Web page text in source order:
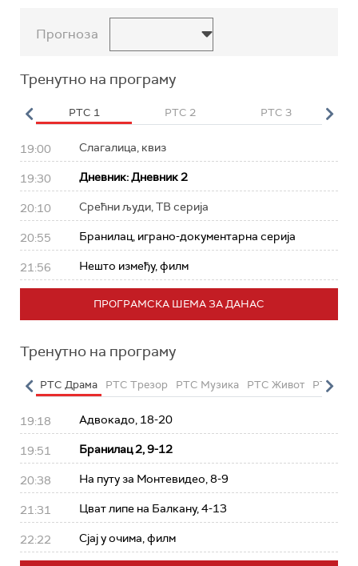
Прогноза
Тренутно на програму
РТС 1 РТС 2 РТС 3
19:00 Слагалица, квиз
19:30 Дневник: Дневник 2
20:10 Срећни људи, ТВ серија
20:55 Бранилац, играно-документарна серија
21:56 Нешто између, филм
ПРОГРАМСКА ШЕМА ЗА ДАНАС
Тренутно на програму
РТС Драма РТС Трезор РТС Музика РТС Живот РТС
19:18 Адвокадо, 18-20
19:51 Бранилац 2, 9-12
20:38 На путу за Монтевидео, 8-9
21:31 Цват липе на Балкану, 4-13
22:22 Сјај у очима, филм